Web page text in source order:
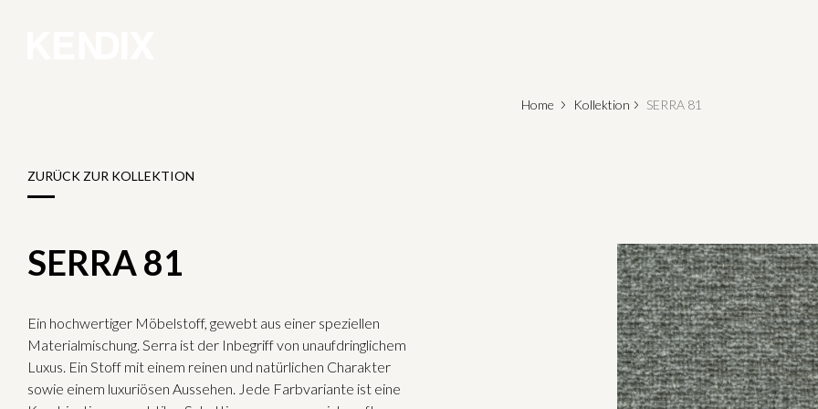
Home Kollektion SERRA 81
ZURÜCK ZUR KOLLEKTION
SERRA 81
Ein hochwertiger Möbelstoff, gewebt aus einer speziellen
Materialmischung. Serra ist der Inbegriff von unaufdringlichem
Luxus. Ein Stoff mit einem reinen und natürlichen Charakter
sowie einem luxuriösen Aussehen. Jede Farbvariante ist eine